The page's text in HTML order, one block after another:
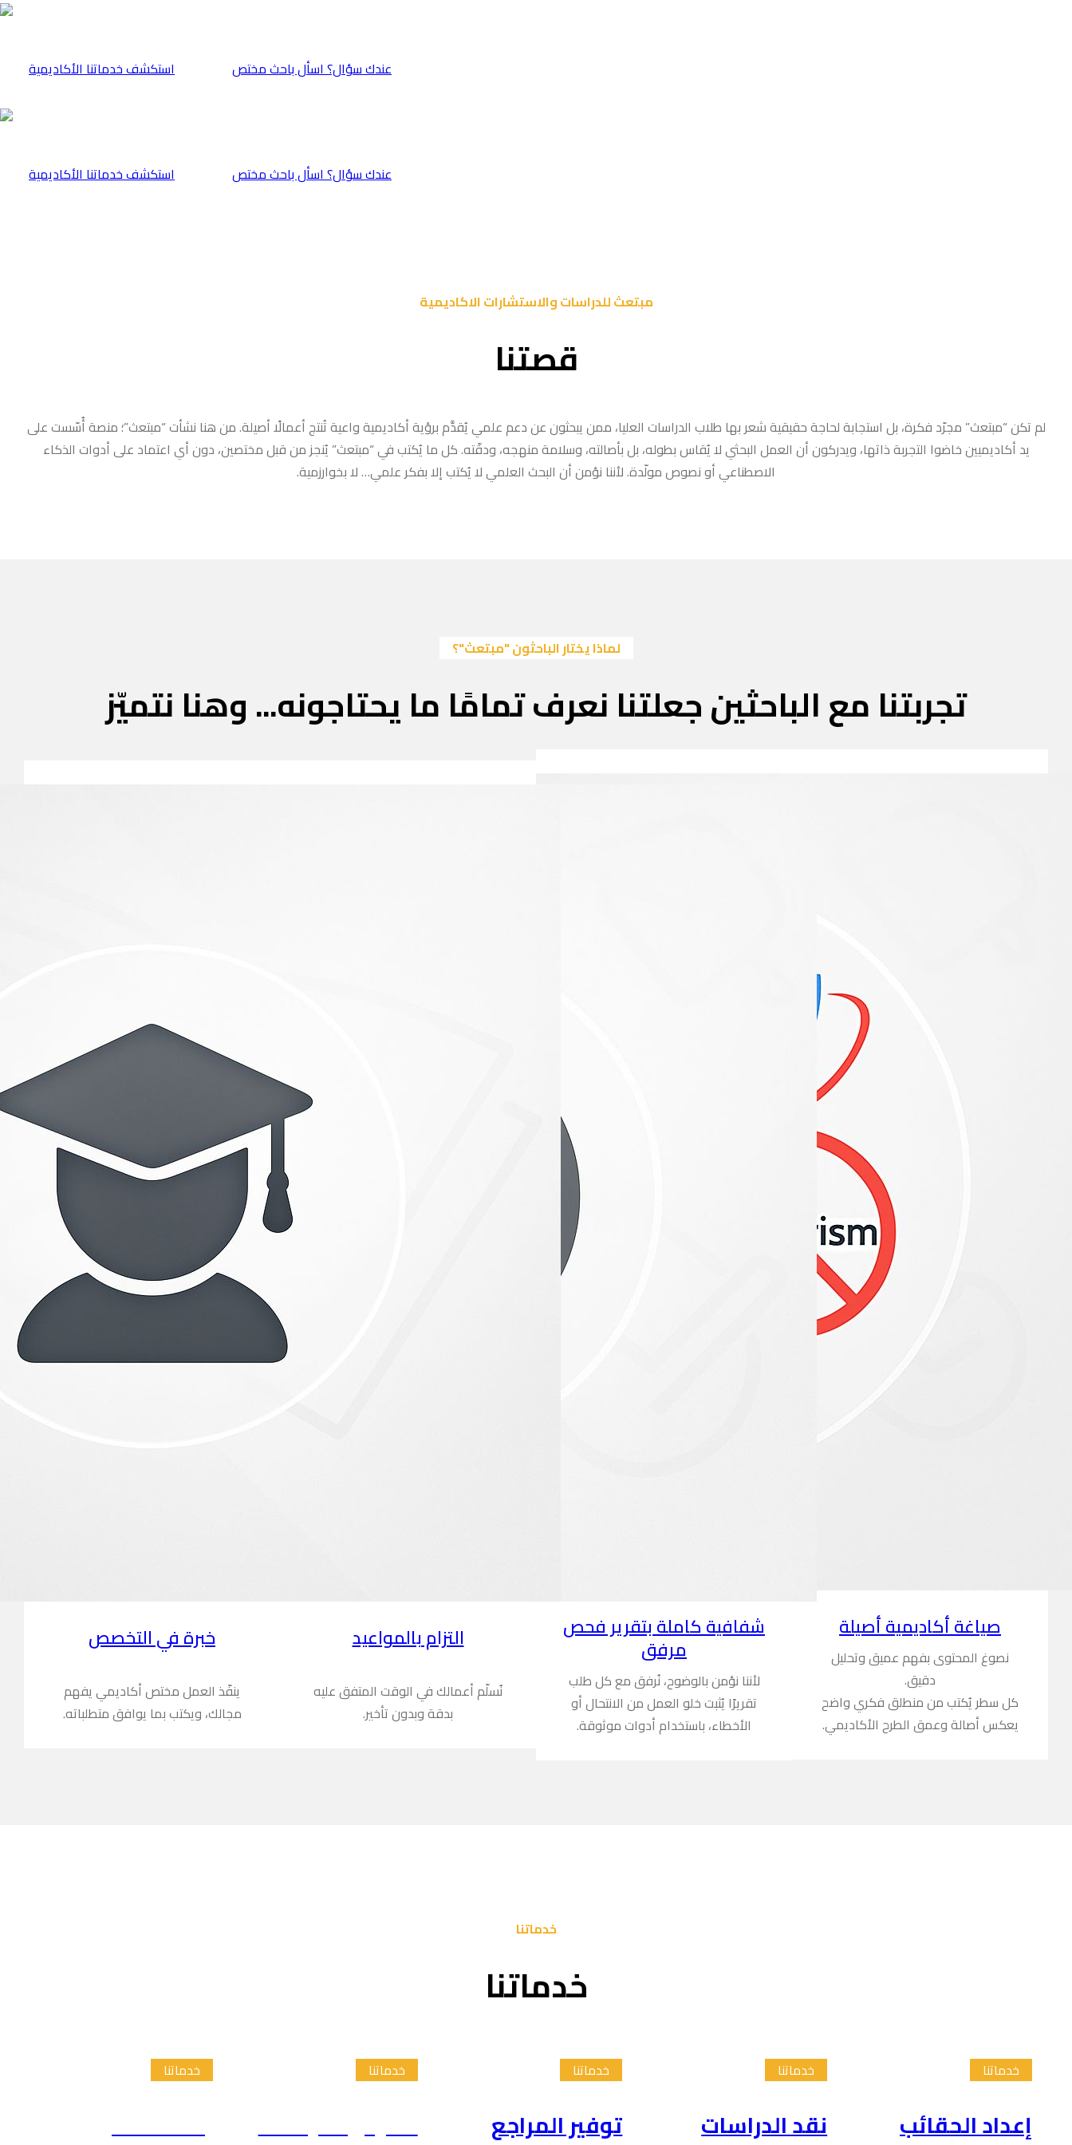
⁠استكشف خدماتنا الأكاديمية عندك سؤال؟ اسأل باحث مختص
⁠استكشف خدماتنا الأكاديمية عندك سؤال؟ اسأل باحث مختص
مبتعث للدراسات والاستشارات الاكاديمية
قصتنا
لم تكن “مبتعث” مجرّد فكرة، بل استجابة لحاجة حقيقية شعر بها طلاب الدراسات العليا، ممن يبحثون عن دعم علمي يُقدَّم برؤية أكاديمية واعية تُنتج أعمالًا أصيلة. من هنا نشأت “مبتعث”؛ منصة أُسّست على
يد أكاديميين خاضوا التجربة ذاتها، ويدركون أن العمل البحثي لا يُقاس بطوله، بل بأصالته، وسلامة منهجه، ودقّته. كل ما يُكتب في “مبتعث” يُنجز من قبل مختصين، دون أي اعتماد على أدوات الذكاء
الاصطناعي أو نصوص مولّدة. لأننا نؤمن أن البحث العلمي لا يُكتب إلا بفكر علمي… لا بخوارزمية.
لماذا يختار الباحثون "مبتعث"؟
تجربتنا مع الباحثين جعلتنا نعرف تمامًا ما يحتاجونه... وهنا نتميّز
صياغة أكاديمية أصيلة
نصوغ المحتوى بفهم عميق وتحليل
دقيق.
كل سطر يُكتب من منطلق فكري واضح
يعكس أصالة وعمق الطرح الأكاديمي.
شفافية كاملة بتقرير فحص
مرفق
لأننا نؤمن بالوضوح، نُرفق مع كل طلب
تقريرًا يُثبت خلو العمل من الانتحال أو
الأخطاء، باستخدام أدوات موثوقة.
التزام بالمواعيد
نُسلّم أعمالك في الوقت المتفق عليه
بدقة وبدون تأخير.
خبرة في التخصص
ينفّذ العمل مختص أكاديمي يفهم
مجالك، ويكتب بما يوافق متطلباته.
خدماتنا
خدماتنا
خدماتنا
إعداد الحقائب
خدماتنا
نقد الدراسات
خدماتنا
توفير المراجع
خدماتنا
تلخيص الدراسات
خدماتنا
إعداد الاطار